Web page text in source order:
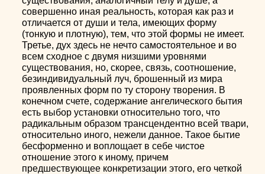
совершенно иная реальность, которая как раз и
отличается от души и тела, имеющих форму
(тонкую и плотную), тем, что этой формы не имеет.
Третье, дух здесь не нечто самостоятельное и во
всем сходное с двумя низшими уровнями
существования, но, скорее, связь, соотношение,
безиндивидуальный луч, брошенный из мира
проявленных форм по ту сторону творения. В
конечном счете, содержание ангелического бытия
есть выбор установки относительно того, что
радикальным образом трансцендентно всей твари,
относительно иного, нежели данное. Такое бытие
бесформенно и воплощает в себе чистое
отношение этого к иному, причем
предшествующее конкретизации этого, его четкой